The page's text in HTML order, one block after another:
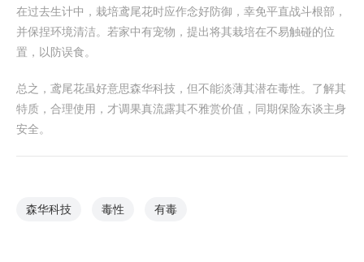
在过去生计中，栽培鸢尾花时应作念好防御，幸免平直战斗根部，
并保捏环境清洁。若家中有宠物，提出将其栽培在不易触碰的位
置，以防误食。
总之，鸢尾花虽好意思森华科技，但不能淡薄其潜在毒性。了解其
特质，合理使用，才调果真流露其不雅赏价值，同期保险东谈主身
安全。
森华科技 毒性 有毒